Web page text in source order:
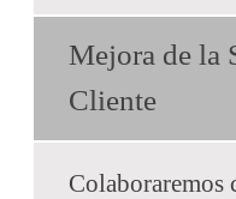
Mejora de la
Cliente
Colaboraremos